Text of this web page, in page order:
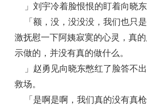
」刘宇冷着脸恨恨的盯着向晓东
「额，没，没没没，我们也只是
激抚慰一下阿姨寂寞的心灵，真
示做的，并没有真的做什么。
」赵勇见向晓东憋红了脸答不
救场。
「是啊是啊，我们真的没有真